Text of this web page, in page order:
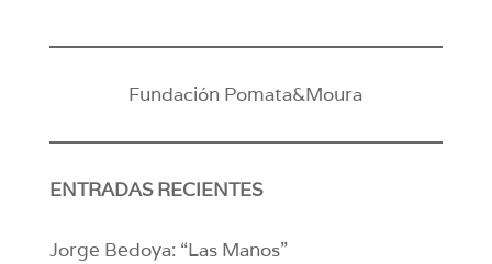
Fundación Pomata&Moura
ENTRADAS RECIENTES
Jorge Bedoya: “Las Manos”